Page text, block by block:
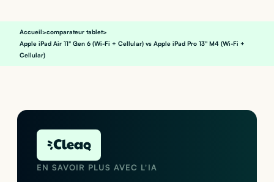
Accueil>comparateur tablet>
Apple iPad Air 11" Gen 6 (Wi-Fi + Cellular) vs Apple iPad Pro 13" M4 (Wi-Fi +
Cellular)
EN SAVOIR PLUS AVEC L'IA